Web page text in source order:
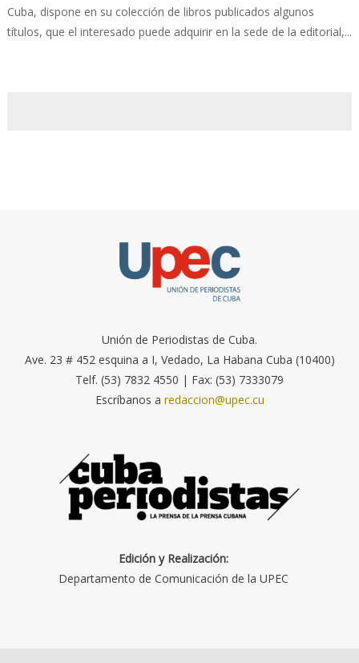
Cuba, dispone en su colección de libros publicados algunos
títulos, que el interesado puede adquirir en la sede de la editorial,...
Unión de Periodistas de Cuba.
Ave. 23 # 452 esquina a I, Vedado, La Habana Cuba (10400)
Telf. (53) 7832 4550 | Fax: (53) 7333079
Escríbanos a redaccion@upec.cu
Edición y Realización:
Departamento de Comunicación de la UPEC